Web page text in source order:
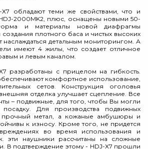
обладают теми же свойствами, что и
2000MK2, плюс, оснащены новыми 50-
и материалы новой диафрагмы
плотного баса и чистых высоких
наслаждаться детальным мониторингом. А
имеют 4 жилы, что создает отличное
и левым каналом.
с прицелом на гибкость.
комфортное использование,
сетов. Конструкция оголовья
отделка улучшает сцепление. Все
– подвижные, для того, чтобы Вы могли
посадку. Для производства подвижных
прочный метал, а кожаные амбушюры и
к износу. Кроме того, не придется
во время использования и
эти наушники рассчитаны на сложные
В подтверждение этому - HDJ-X7 прошли